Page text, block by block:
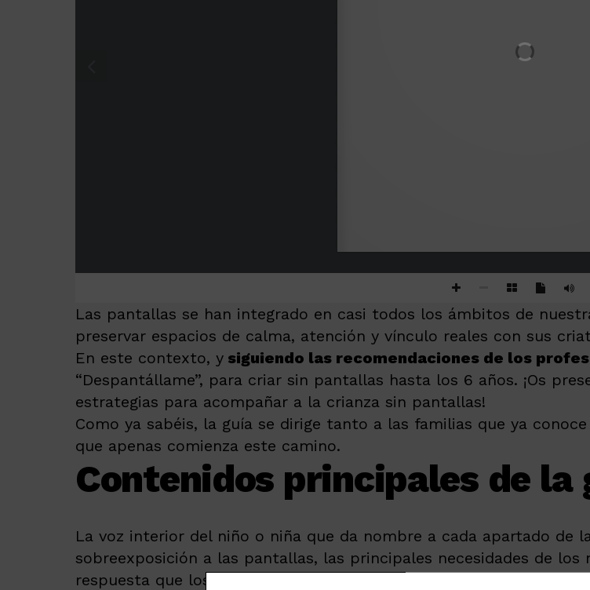
Las pantallas se han integrado en casi todos los ámbitos de
preservar espacios de calma, atención y vínculo reales con sus
En este contexto, y siguiendo las recomendaciones de los
“Despantállame”, para criar sin pantallas hasta los 6 años. ¡Os
estrategias para acompañar a la crianza sin pantallas!
Como ya sabéis, la guía se dirige tanto a las familias que ya
que apenas comienza este camino.
Contenidos principales de la
La voz interior del niño o niña que da nombre a cada apartado de
sobreexposición a las pantallas, las principales necesidades de
respuesta que los adultos damos a estas necesidades.